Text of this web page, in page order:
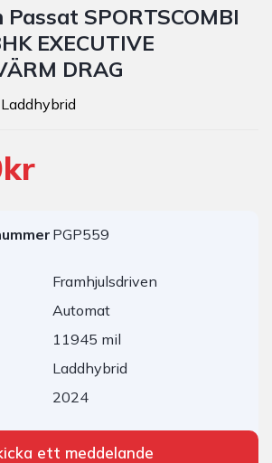
SPORTSCOMBI
EXECUTIVE
DRAG
Laddhybrid
PGP559
Framhjulsdriven
Automat
11945 mil
Laddhybrid
2024
ett meddelande